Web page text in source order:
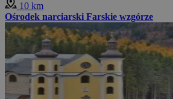
10 km
Ośrodek narciarski Farskie wzgórze